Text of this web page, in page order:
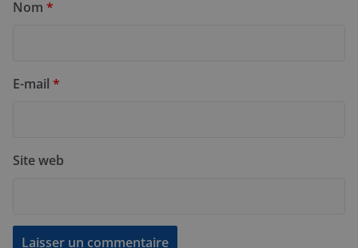
Nom *
E-mail *
Site web